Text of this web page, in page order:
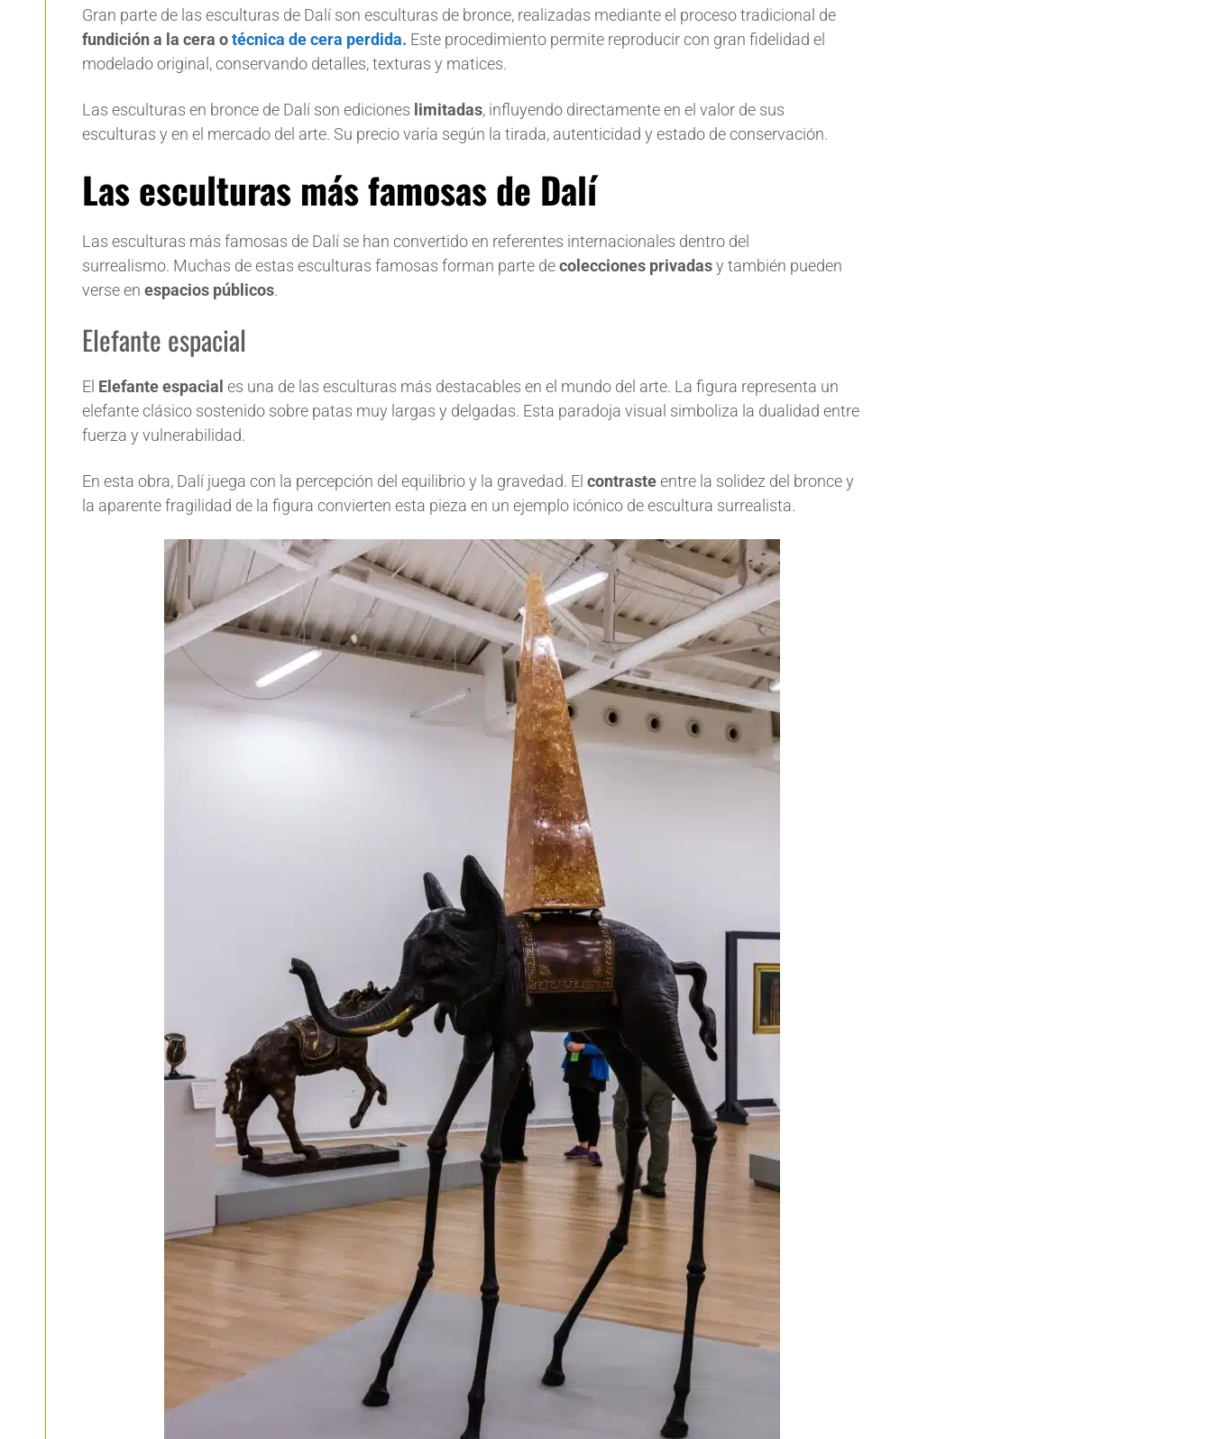
Gran parte de las esculturas de Dalí son esculturas de bronce, realizadas mediante el proceso tradicional de
fundición a la cera otécnica de cera perdida. Este procedimiento permite reproducir con gran fidelidad el
modelado original, conservando detalles, texturas y matices.
Las esculturas en bronce de Dalí son ediciones limitadas, influyendo directamente en el valor de sus
esculturas y en el mercado del arte. Su precio varía según la tirada, autenticidad y estado de conservación.
Las esculturas más famosas de Dalí
Las esculturas más famosas de Dalí se han convertido en referentes internacionales dentro del
surrealismo. Muchas de estas esculturas famosas forman parte decolecciones privadasy también pueden
verse en espacios públicos.
Elefante espacial
El Elefante espacial es una de las esculturas más destacables en el mundo del arte. La figura representa un
elefante clásico sostenido sobre patas muy largas y delgadas. Esta paradoja visual simboliza la dualidad entre
fuerza y vulnerabilidad.
En esta obra, Dalí juega con la percepción del equilibrio y la gravedad. El contrasteentre la solidez del bronce y
la aparente fragilidad de la figura convierten esta pieza en un ejemplo icónico de escultura surrealista.